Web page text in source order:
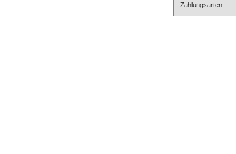
Zahlungsarten